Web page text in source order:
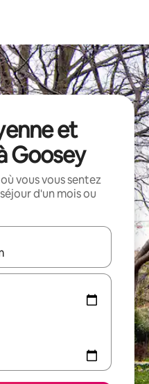
et
Goosey
vous vous sentez
d'un mois ou
utilisez les flèches vers le